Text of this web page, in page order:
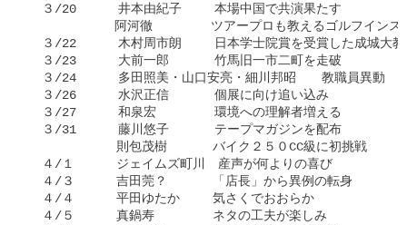
  ３/20    　井本由紀子　 　本場中国で共演果たす
阿河徹　　　 　ツアープロも教えるゴルフインスト
３/22    　木村周市朗　 　日本学士院賞を受賞した成城大
  ３/23    　大前一郎　 　　竹馬旧一市二町を走破
３/24    　多田照美・山口安亮・細川邦昭　　教職員異動　
  ３/26    　水沢正信　　 　個展に向け追い込み
  ３/27    　和泉宏　　　 　環境への理解者増える
  ３/31    　藤川悠子　　 　テープマガジンを配布
       　　　則包茂樹　 　　バイク２５０CC級に初挑戦
  ４/１    　ジェイムズ町川　産声が何よりの喜び
  ４/３　    吉田莞？　　 　「店長」から異例の転身
  ４/４    　平田ゆたか　 　気さくでおおらか
  ４/５    　真鍋寿　　　 　ネタの工夫が楽しみ